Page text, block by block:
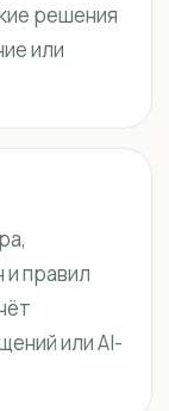
решения
или
правил
или AI-